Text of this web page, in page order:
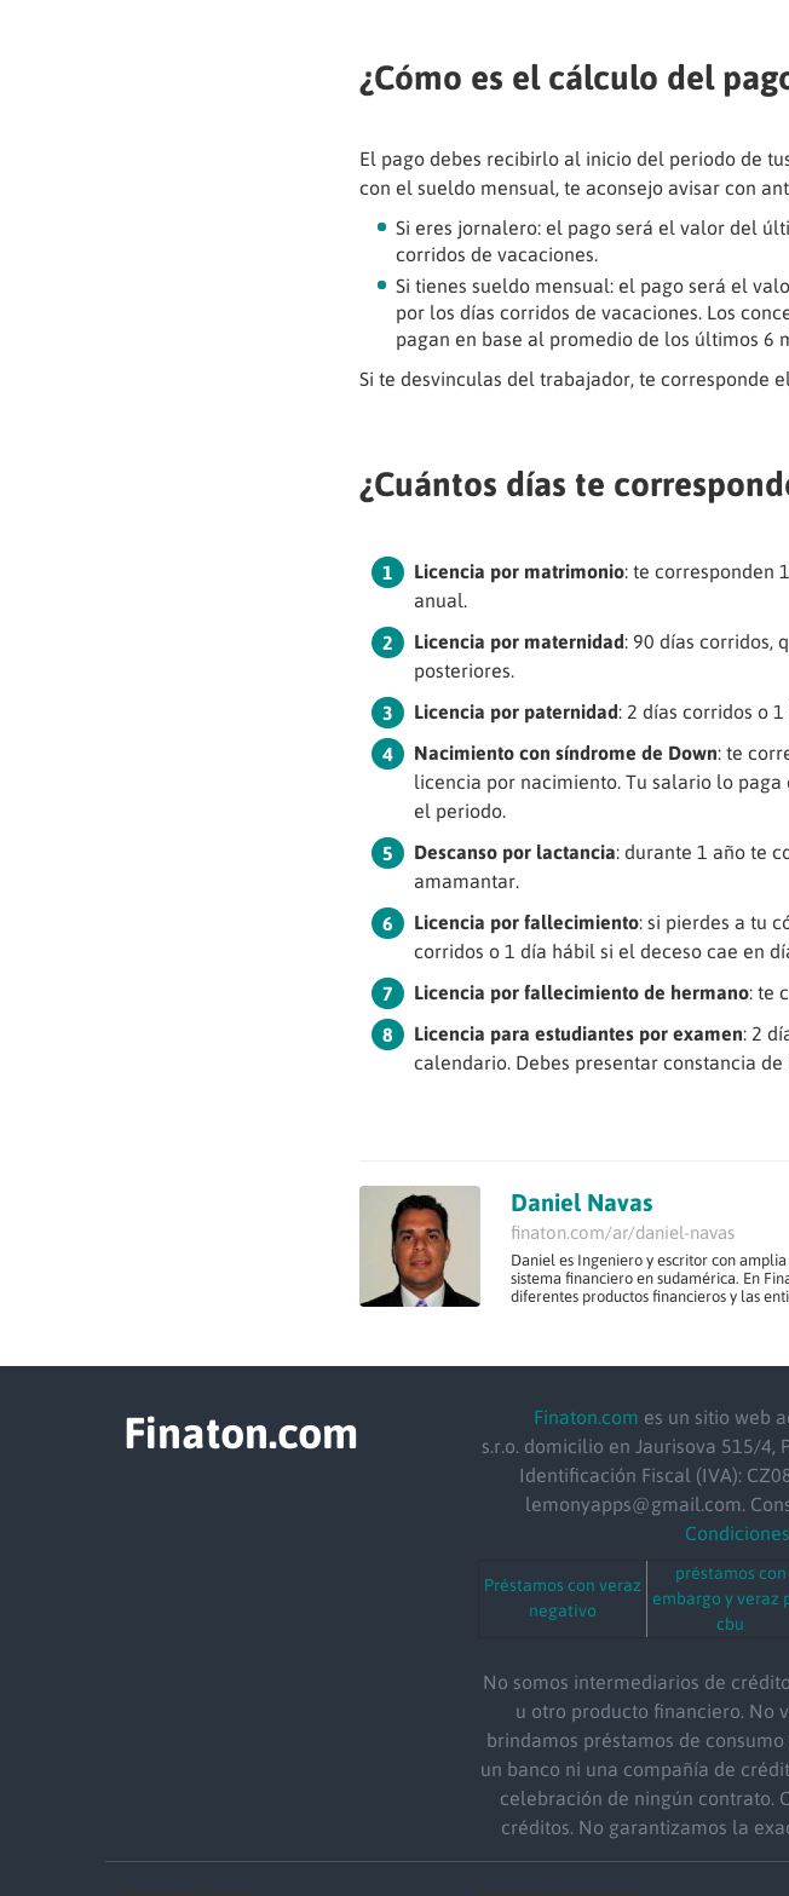
¿Cómo es el cálculo del
El pago debes recibirlo al inicio del periodo de
con el sueldo mensual, te aconsejo avisar con
Si eres jornalero: el pago será el valor del
corridos de vacaciones.
Si tienes sueldo mensual: el pago será el
por los días corridos de vacaciones. Los
pagan en base al promedio de los últimos 6
Si te desvinculas del trabajador, te corresponde
¿Cuántos días te
Licencia por matrimonio: te corresponden
anual.
Licencia por maternidad: 90 días corridos,
posteriores.
Licencia por paternidad: 2 días corridos o
Nacimiento con síndrome de Down: te
licencia por nacimiento. Tu salario lo
el periodo.
Descanso por lactancia: durante 1 año te
amamantar.
Licencia por fallecimiento: si pierdes a tu
corridos o 1 día hábil si el deceso cae en
Licencia por fallecimiento de hermano: te
Licencia para estudiantes por examen: 2
calendario. Debes presentar constancia
Daniel Navas
finaton.com/ar/daniel-navas
Daniel es Ingeniero y escritor con
sistema financiero en sudamérica. En
diferentes productos financieros y las
Finaton.com Finaton.com es un sitio web
s.r.o. domicilio en Jaurisova 515/4,
Identificación Fiscal (IVA):
lemonyapps@gmail.com.
Préstamos con veraz
negativo
préstamos con
embargo y veraz
cbu
No somos intermediarios de
u otro producto financiero. No
brindamos préstamos de
un banco ni una compañía de
celebración de ningún contrato.
créditos. No garantizamos la